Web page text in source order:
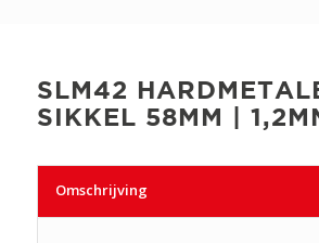
SLM42
SIKKEL 58MM |
Omschrijving